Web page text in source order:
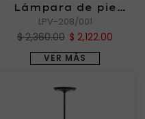
Lámpara de pie
SOANE
LPV-208/001
$ 2,360.00 $ 2,122.00
VER MÁS